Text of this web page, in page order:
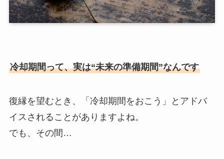
冷却期間って、実は“未来の準備期間”なんです
復縁を望むとき、「冷却期間をおこう」とアドバ
イスされることがありますよね。
でも、その間…